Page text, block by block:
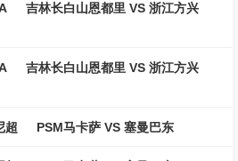
吉林长白山恩都里 VS 浙江方兴
吉林长白山恩都里 VS 浙江方兴
超 PSM马卡萨 VS 塞曼巴东